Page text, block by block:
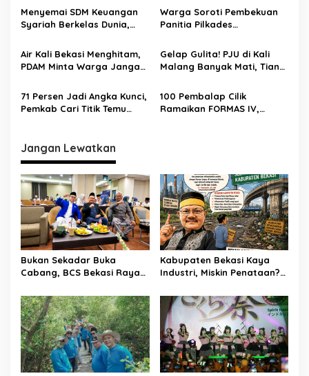
dipimpin Prof. Dr. H. Aden
Rosadi Dosen UIN SGD asal
Bekasi
Menyelamatkan Masa
Depan Anak Indonesia
Menyemai SDM Keuangan
Syariah Berkelas Dunia,
Akreditasi Unggul
Warga Soroti Pembekuan
Panitia Pilkades
Intervensi
Air Kali Bekasi Menghitam,
PDAM Minta Warga Jangan
Gelap Gulita! PJU di Kali
Malang Banyak Mati, Tiang
Waswas
71 Persen Jadi Angka Kunci,
Pemkab Cari Titik Temu
100 Pembalap Cilik
Ramaikan FORMAS IV,
Jangan Lewatkan
Bukan Sekadar Buka
Cabang, BCS Bekasi Raya
Allah
Kabupaten Bekasi Kaya
Industri, Miskin Penataan?
di Hari Jadi ke-76